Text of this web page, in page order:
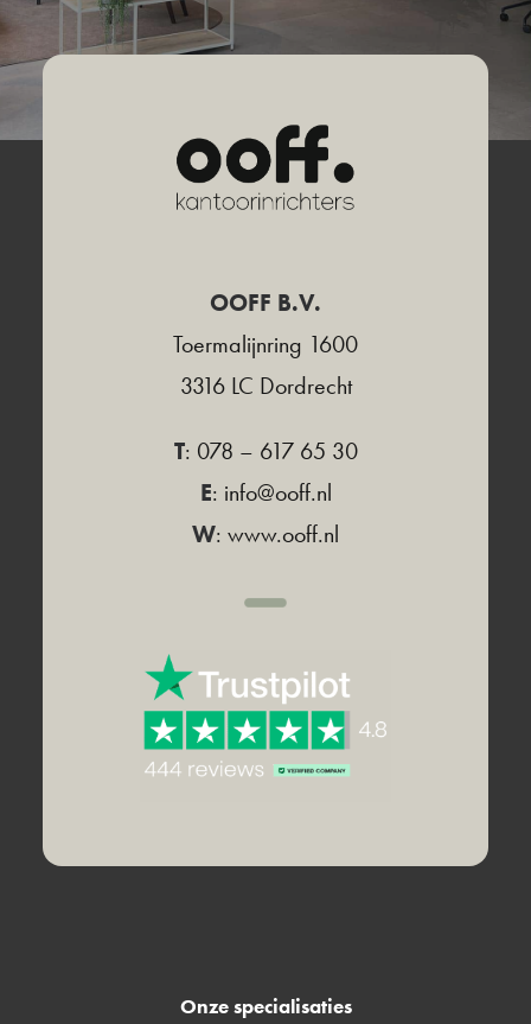
OOFF B.V.
Toermalijnring 1600
3316 LC Dordrecht
T: 078 – 617 65 30
E: info@ooff.nl
W: www.ooff.nl
Onze specialisaties